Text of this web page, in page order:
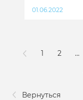
01.06.2022
Вернуться
1 2 ...